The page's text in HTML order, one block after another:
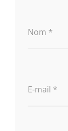
Nom *
E-mail *